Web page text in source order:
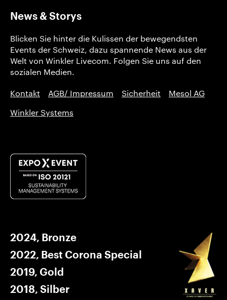
News & Storys
Blicken Sie hinter die Kulissen der bewegendsten
Events der Schweiz, dazu spannende News aus der
Welt von Winkler Livecom. Folgen Sie uns auf den
sozialen Medien.
Kontakt AGB/ Impressum Sicherheit
Mesol AG
Winkler Systems
2024, Bronze
2022, Best Corona Special
2019, Gold
2018, Silber